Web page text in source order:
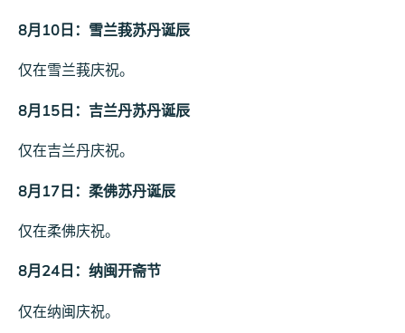
8月10日：雪兰莪苏丹诞辰
仅在雪兰莪庆祝。
8月15日：吉兰丹苏丹诞辰
仅在吉兰丹庆祝。
8月17日：柔佛苏丹诞辰
仅在柔佛庆祝。
8月24日：纳闽开斋节
仅在纳闽庆祝。